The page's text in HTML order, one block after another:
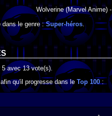
Wolverine(Marvel Anime) -
dans le genre :Super-héros.
5avec13vote(s).
qu'il progresse dans le Top 100: